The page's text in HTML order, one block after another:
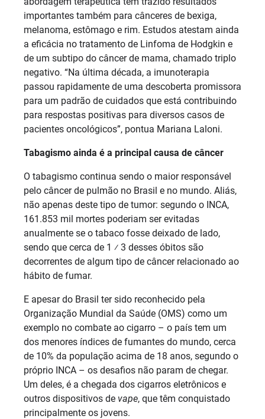
importantes também para cânceres de bexiga,
melanoma, estômago e rim. Estudos atestam ainda
a eficácia no tratamento de Linfoma de Hodgkin e
de um subtipo do câncer de mama, chamado triplo
negativo. “Na última década, a imunoterapia
passou rapidamente de uma descoberta promissora
para um padrão de cuidados que está contribuindo
para respostas positivas para diversos casos de
pacientes oncológicos”, pontua Mariana Laloni.
Tabagismo ainda é a principal causa de câncer
O tabagismo continua sendo o maior responsável
pelo câncer de pulmão no Brasil e no mundo. Aliás,
não apenas deste tipo de tumor: segundo o INCA,
161.853 mil mortes poderiam ser evitadas
anualmente se o tabaco fosse deixado de lado,
sendo que cerca de 1 ⁄ 3 desses óbitos são
decorrentes de algum tipo de câncer relacionado ao
hábito de fumar.
E apesar do Brasil ter sido reconhecido pela
Organização Mundial da Saúde (OMS) como um
exemplo no combate ao cigarro – o país tem um
dos menores índices de fumantes do mundo, cerca
de 10% da população acima de 18 anos, segundo o
próprio INCA – os desafios não param de chegar.
Um deles, é a chegada dos cigarros eletrônicos e
outros dispositivos de vape, que têm conquistado
principalmente os jovens.